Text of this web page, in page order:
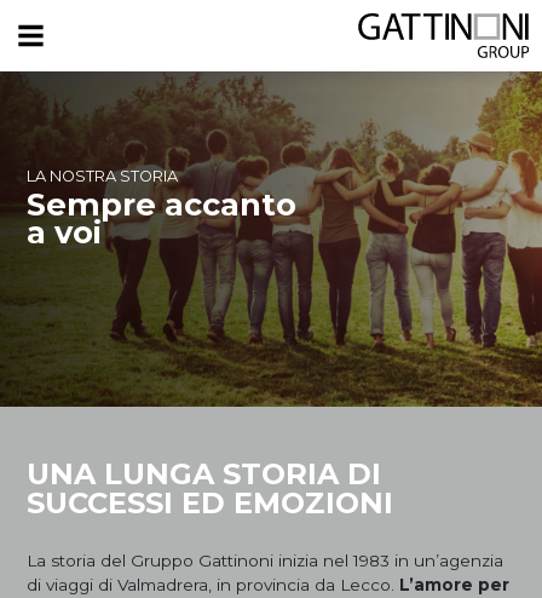
LA NOSTRA STORIA
Sempre accanto
a voi
UNA LUNGA STORIA DI
SUCCESSI ED EMOZIONI
La storia del Gruppo Gattinoni inizia nel 1983 in un’agenzia
di viaggi di Valmadrera, in provincia da Lecco. L’amore per